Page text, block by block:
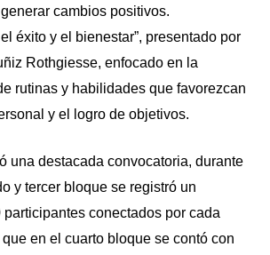
cambios positivos.
éxito y el bienestar”, presentado por
Rothgiesse, enfocado en la
rutinas y habilidades que favorezcan
y el logro de objetivos.
una destacada convocatoria, durante
y tercer bloque se registró un
conectados por cada
en el cuarto bloque se contó con